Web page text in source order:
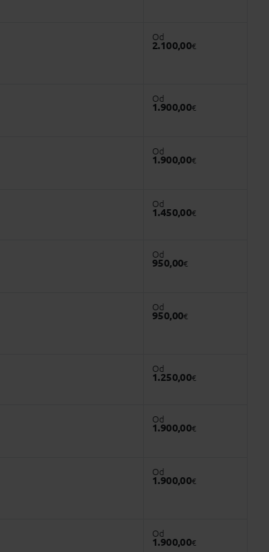
Od
2.100,00€
Od
1.900,00€
Od
1.900,00€
Od
1.450,00€
Od
950,00€
Od
950,00€
Od
1.250,00€
Od
1.900,00€
Od
1.900,00€
Od
1.900,00€